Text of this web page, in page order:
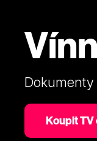
Dokumenty
Koupit TV